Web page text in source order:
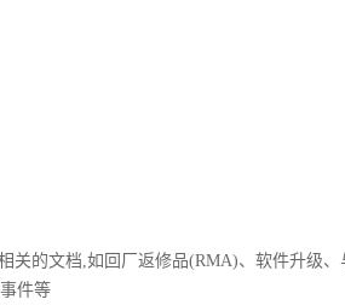
的文档,如回厂返修品(RMA)、软件升级、
件等